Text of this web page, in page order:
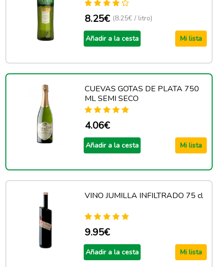
8.25€ (8.25€ / litro)
Añadir a la cesta Mi lista
CUEVAS GOTAS DE PLATA 750
ML SEMI SECO
4.06€
Añadir a la cesta Mi lista
VINO JUMILLA INFILTRADO 75 cl
9.95€
Añadir a la cesta Mi lista